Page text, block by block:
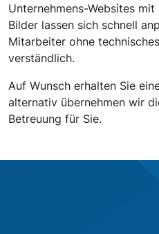
Unternehmens-Websites
Bilder lassen sich schnell
Mitarbeiter ohne
verständlich.
Auf Wunsch erhalten Sie
alternativ übernehmen wir
Betreuung für Sie.